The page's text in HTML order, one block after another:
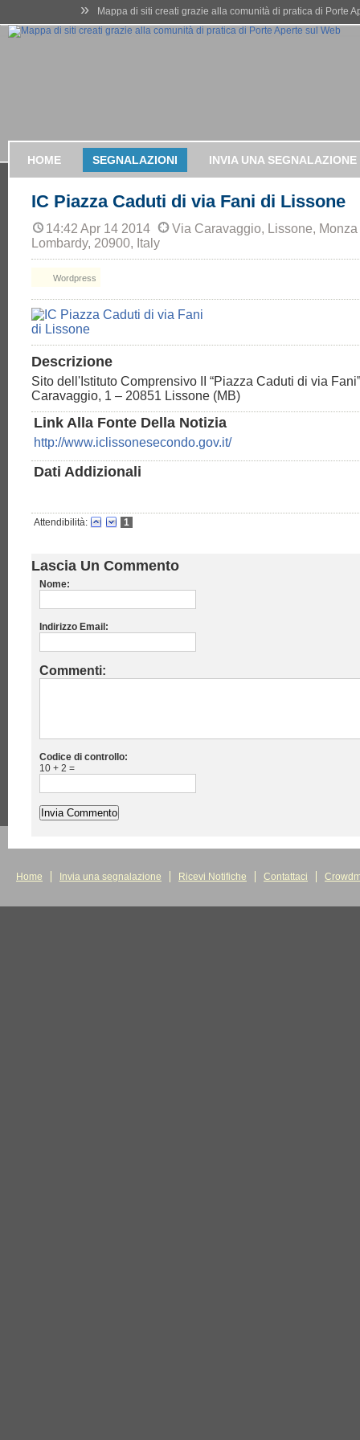
» Mappa di siti creati grazie alla comunità di pratica di Porte
HOME SEGNALAZIONI INVIA UNA SEGNALAZIONE
IC Piazza Caduti di via Fani di Lissone
14:42 Apr 14 2014
Via Caravaggio, Lissone,
Lombardy, 20900, Italy
Wordpress
Descrizione
Sito dell'Istituto Comprensivo II “Piazza Caduti di via
Caravaggio, 1 – 20851 Lissone (MB)
Link Alla Fonte Della Notizia
http://www.iclissonesecondo.gov.it/
Dati Addizionali
Attendibilità: 1
Lascia Un Commento
Nome:
Indirizzo Email:
Commenti:
Codice di controllo:
10 + 2 =
Home Invia una segnalazione Ricevi Notifiche Contattaci